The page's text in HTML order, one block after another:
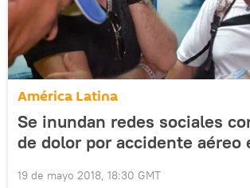
América Latina
Se inundan redes sociales
de dolor por accidente aéreo
19 de mayo 2018, 18:30 GMT